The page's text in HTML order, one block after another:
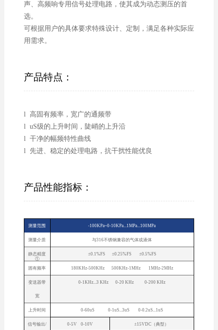
声、高频响专用信号处理电路，使其成为动态测压的首
选。
可根据用户的具体要求特殊设计、定制，满足各种实际应
用需求。
产品特点：
l 高固有频率，宽广的通频带
l uS级的上升时间，陡峭的上升沿
l 干净的幅频特性曲线
l 先进、稳定的处理电路，抗干扰性能优良
产品性能指标：
测量范围 -100KPa~0-10KPa...1MPa...100MPa
测量介质 与316不锈钢兼容的气体或液体
静态精度
①
±0.1%FS ±0.25%FS ±0.5%FS
固有频率 180KHz-500KHz 500KHz-1MHz 1MHz-2MHz
变送器带
宽
0-1KHz...3 KHz 0-20 KHz 0-200 KHz
上升时间 0-60uS 0-1uS...3uS 0-0.2uS...1uS
信号输出/ 0-5V 0-10V ±15VDC（典型）